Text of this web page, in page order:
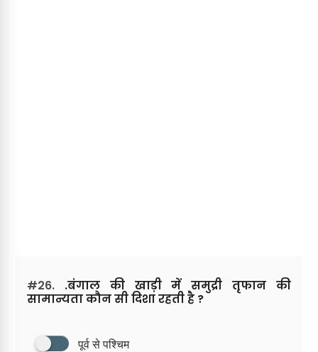
#26. .बंगाल की खाड़ी में समुद्री तृफान की
सामान्यता कौन सी दिशा रहती है ?
पूर्व से पश्चिम